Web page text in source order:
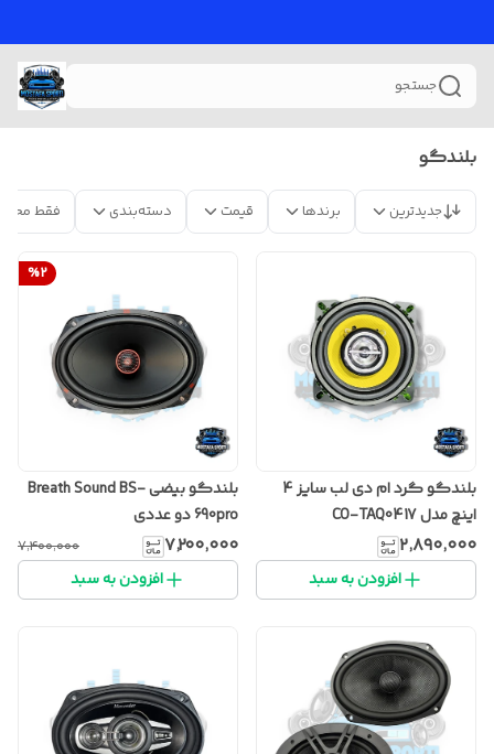
جستجو
بلندگو
جدیدترین برندها قیمت دسته‌بندی فقط
بلندگو گرد ام دی لب سایز 4
اینچ مدل CO-TAQ0417
۲٬۸۹۰٬۰۰۰
افزودن به سبد
%2
بلندگو بیضی Breath Sound BS-
690pro دو عددی
۷٬۲۰۰٬۰۰۰ ۷٬۴۰۰٬۰۰۰
افزودن به سبد